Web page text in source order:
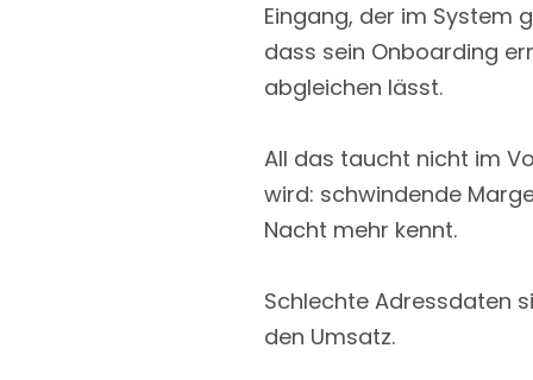
Eingang, der im System
dass sein Onboarding
abgleichen lässt.
All das taucht nicht im
wird: schwindende
Nacht mehr kennt.
Schlechte Adressdaten
den Umsatz.